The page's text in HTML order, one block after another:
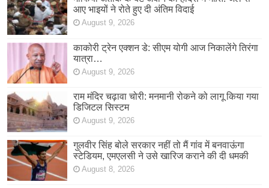
आए भाइयों ने रोते हुए दी अंतिम विदाई
August 9, 2026
काकोरी ट्रेन एक्शन डे: सीएम योगी आज निकालेंगे तिरंगा
यात्रा…
August 9, 2026
राम मंदिर चढ़ावा चोरी: मनमानी रोकने को लागू किया गया
डिजिटल सिस्टम
August 9, 2026
गुलवीर सिंह बोले सरकार नहीं तो मैं गांव में बनवाऊंगा
स्टेडियम, एमएलसी ने उसे खारिज कराने की दी धमकी
August 8, 2026